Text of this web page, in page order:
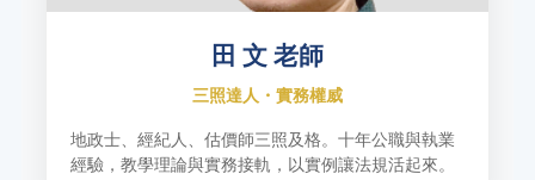
田 文 老師
三照達人・實務權威
地政士、經紀人、估價師三照及格。十年公職與執業
經驗，教學理論與實務接軌，以實例讓法規活起來。